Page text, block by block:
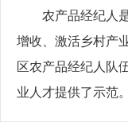
农产品经纪人是
增收、激活乡村产
区农产品经纪人队
业人才提供了示范